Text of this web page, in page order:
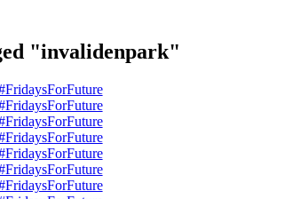
"invalidenpark"